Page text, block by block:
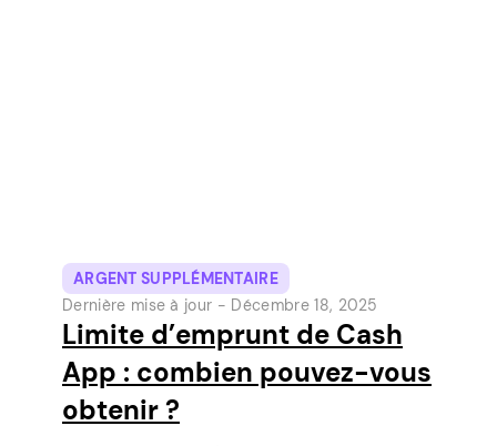
ARGENT SUPPLÉMENTAIRE
Dernière mise à jour - Décembre 18, 2025
Limite d’emprunt de Cash
App : combien pouvez-vous
obtenir ?